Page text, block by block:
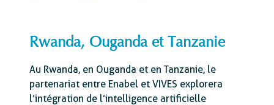
Rwanda, Ouganda et Tanzanie
Au Rwanda, en Ouganda et en Tanzanie, le
partenariat entre Enabel et VIVES explorera
l’intégration de l’intelligence artificielle